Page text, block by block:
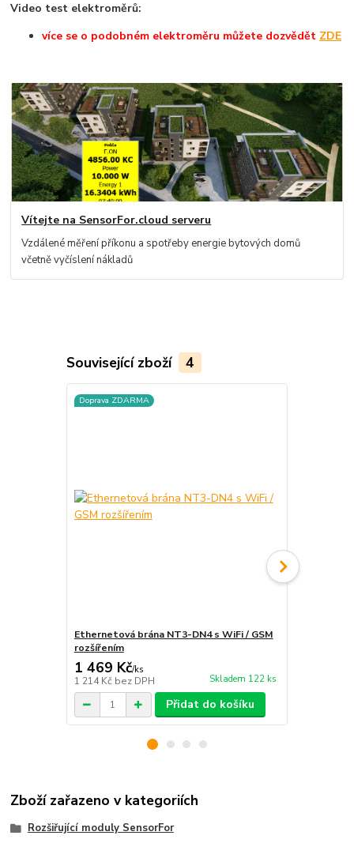
Video test elektroměrů:
více se o podobném elektroměru můžete dozvědět ZDE
Vítejte na SensorFor.cloud serveru
Vzdálené měření příkonu a spotřeby energie bytových domů
včetně vyčíslení nákladů
Související zboží 4
Doprava ZDARMA
Ethernetová brána NT3-DN4 s WiFi / GSM
rozšířením
1 469 Kč/ks
1 214 Kč bez DPH Skladem 122 ks
Přidat do košíku
Zboží zařazeno v kategoriích
Rozšiřující moduly SensorFor